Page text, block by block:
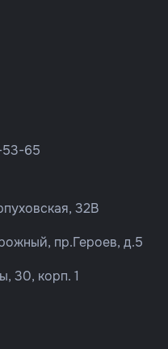
53-65
32В
пр.Героев, д.5
30, корп. 1